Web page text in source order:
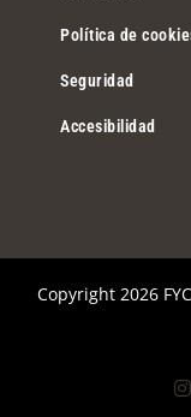
Política de
Seguridad
Accesibilidad
Copyright 2026